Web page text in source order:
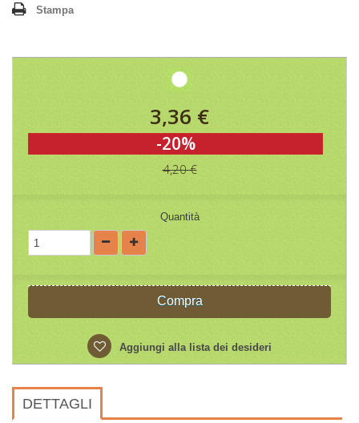
Stampa
3,36 €
-20%
4,20 €
Quantità
Compra
Aggiungi alla lista dei desideri
DETTAGLI